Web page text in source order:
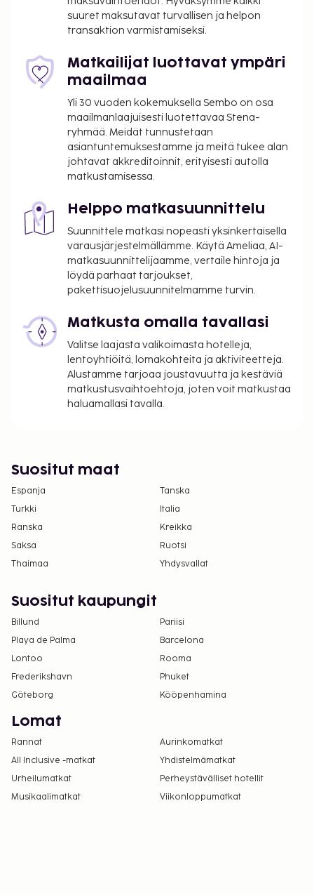
ilmainen langaton internetyhteys ja
myyntiautomaatti. Maksullinen buffetaamiainen
majoituspaikan virallisen tähtiluokituksen on
myöntänyt Ranskan turismin kehitysjärjestö ATOUT.
Majoituspaikka veloittaa seuraavat paikan päällä
suoritettavat maksut. Maksuihin saattaa sisältyä
sovellettavat verot:
Kaupungin perimä vero: 1.30 EUR per henkilö
per yö. Tätä veroa ei peritä alle 18 vuotta
Tässä on mainittu kaikki majoituspaikan meille
ilmoittamat maksut.
Maksu buffetaamiaisesta: noin 12 EUR aikuisille
ja 8 EUR lapsille
Pysäköintimaksu lähellä sijaitsevalla
päässä)
Yllä oleva luettelo ei ehkä kata kaikkea. Maksut ja
takuumaksut eivät välttämättä sisällä veroja, ja ne
saattavat muuttua.
Kansallisten määräysten vuoksi käteismaksut
varausvahvistuksessa olevien tietojen avulla.
Vain sisäänkirjautuneet asiakkaat saavat
oleskella huoneissa.
Kaikki maksut voidaan maksaa käteisettömillä
maksutavoilla.
Kontaktiton uloskirjautuminen on saatavilla.
esitettävä joko negatiivinen COVID-19-testitulos
tai todiste täydestä COVID-19-rokotussarjasta.
Negatiivinen COVID-19-testitulos vaaditaan
kaikilta vähintään 18-vuotiailta asiakkailta, ja
testi tulee tehdä korkeintaan 24 tunnin sisällä
ennen sisäänkirjautumista. COVID-19-
rokotustodistus vaaditaan kaikilta vähintään 18-
rokotettuja vähintään 7 päivää ennen
sisäänkirjautumista.
suuret maksutavat turvallisen ja helpon
transaktion varmistamiseksi.
Matkailijat luottavat ympäri
maailmaa
Yli 30 vuoden kokemuksella Sembo on osa
maailmanlaajuisesti luotettavaa Stena-
ryhmää. Meidät tunnustetaan
asiantuntemuksestamme ja meitä tukee alan
johtavat akkreditoinnit, erityisesti autolla
matkustamisessa.
Helppo matkasuunnittelu
Suunnittele matkasi nopeasti yksinkertaisella
varausjärjestelmällämme. Käytä Ameliaa, AI-
matkasuunnittelijaamme, vertaile hintoja ja
löydä parhaat tarjoukset,
pakettisuojelusuunnitelmamme turvin.
Matkusta omalla tavallasi
Valitse laajasta valikoimasta hotelleja,
lentoyhtiöitä, lomakohteita ja aktiviteetteja.
Alustamme tarjoaa joustavuutta ja kestäviä
matkustusvaihtoehtoja, joten voit matkustaa
haluamallasi tavalla.
Suositut maat
Espanja
Tanska
Turkki
Italia
Ranska
Kreikka
Saksa
Ruotsi
Thaimaa
Yhdysvallat
Suositut kaupungit
Billund
Pariisi
Playa de Palma
Barcelona
Lontoo
Rooma
Frederikshavn
Phuket
Göteborg
Kööpenhamina
Lomat
Rannat
Aurinkomatkat
All Inclusive -matkat
Yhdistelmämatkat
Urheilumatkat
Perheystävälliset hotellit
Musikaalimatkat
Viikonloppumatkat